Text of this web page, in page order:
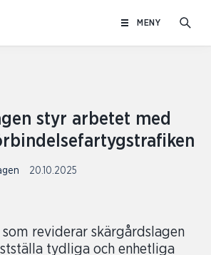
MENY
styr arbetet med
20.10.2025
reviderar skärgårdslagen
tydliga och enhetliga